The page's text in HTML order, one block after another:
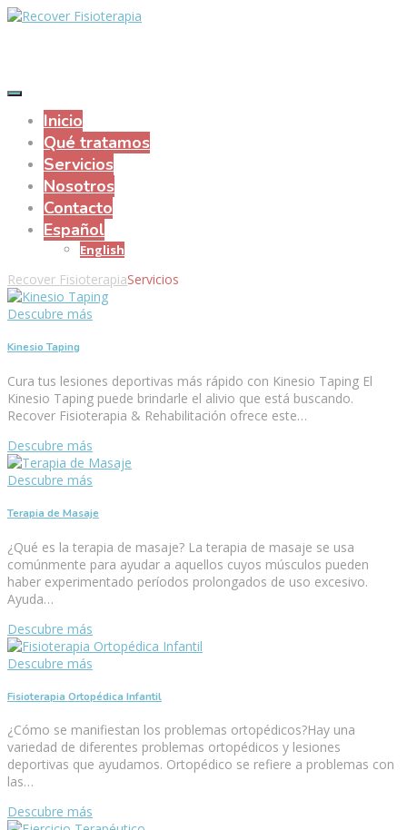
Inicio
Qué tratamos
Servicios
Nosotros
Contacto
Español
English
Recover FisioterapiaServicios
Descubre más
Kinesio Taping
Cura tus lesiones deportivas más rápido con Kinesio Taping El
Kinesio Taping puede brindarle el alivio que está buscando.
Recover Fisioterapia & Rehabilitación ofrece este…
Descubre más
Descubre más
Terapia de Masaje
¿Qué es la terapia de masaje? La terapia de masaje se usa
comúnmente para ayudar a aquellos cuyos músculos pueden
haber experimentado períodos prolongados de uso excesivo.
Ayuda…
Descubre más
Descubre más
Fisioterapia Ortopédica Infantil
¿Cómo se manifiestan los problemas ortopédicos?Hay una
variedad de diferentes problemas ortopédicos y lesiones
deportivas que ayudamos. Ortopédico se refiere a problemas con
las…
Descubre más